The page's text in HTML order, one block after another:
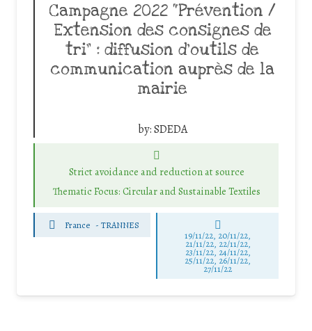
Campagne 2022 “Prévention /
Extension des consignes de
tri” : diffusion d’outils de
communication auprès de la
mairie
by:SDEDA
Strict avoidance and reduction at source
Thematic Focus: Circular and Sustainable Textiles
France - TRANNES
19/11/22, 20/11/22,
21/11/22, 22/11/22,
23/11/22, 24/11/22,
25/11/22, 26/11/22,
27/11/22